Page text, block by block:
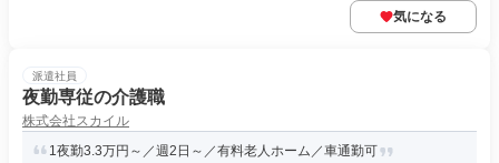
気になる
派遣社員
夜勤専従の介護職
株式会社スカイル
1夜勤3.3万円～／週2日～／有料老人ホーム／車通勤可